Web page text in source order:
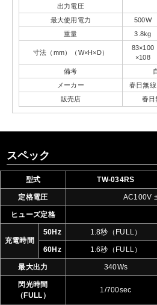
出力電圧
最大使用電力
500W
重量
3.8kg
寸法（mm）（W×H×D）
83×100
×108
備考
メーカー
春日無線
販売店
春
スペック
型式 TW-034RS
定格電圧 AC100V
ヒューズ定格
充電時間
50Hz 1.8秒（FULL）
60Hz 1.6秒（FULL）
最大出力 340Ws
閃光時間
（FULL）
1/700sec